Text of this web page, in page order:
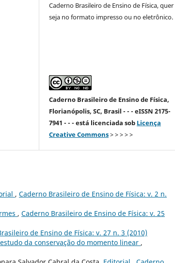
Caderno Brasileiro de Ensino de Física, quer
seja no formato impresso ou no eletrônico.
Caderno Brasileiro de Ensino de Física,
Florianópolis, SC, Brasil - - - eISSN 2175-
7941 - - - está licenciada sob Licença
Creative Commons> > > > >
, Caderno Brasileiro de Ensino de Física: v. 2 n.
, Caderno Brasileiro de Ensino de Física: v. 25
de Ensino de Física: v. 27 n. 3 (2010)
da conservação do momento linear ,